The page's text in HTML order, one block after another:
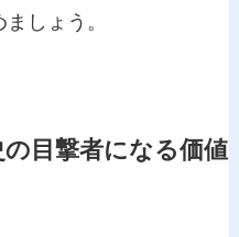
しょう。
目撃者になる価値